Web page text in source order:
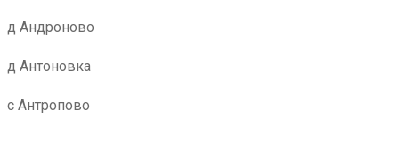
д Андроново
д Антоновка
с Антропово